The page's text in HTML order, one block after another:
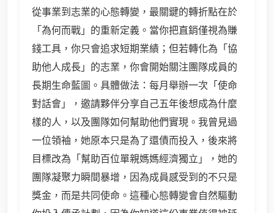
從事業到志業的心態轉變，最關鍵的轉折點在於
「為何而戰」的重新定義。當你把直銷僅視為賺
錢工具，你只會追求短期業績；但若轉化為「協
助他人成長」的志業，你會開始關注團隊成員的
長期生命藍圖。具體做法：每月舉辦一次「使命
對話會」，邀請夥伴分享自己五年後想成為什麼
樣的人，以及團隊如何幫助他們實現。我曾見過
一位領袖，她原本只是為了還債而投入，後來將
目標改為「幫助百位單親媽媽經濟獨立」，她的
團隊凝聚力瞬間暴增，因為成員感受到的不只是
獎金，而是共同使命。這種心態轉變會自然驅動